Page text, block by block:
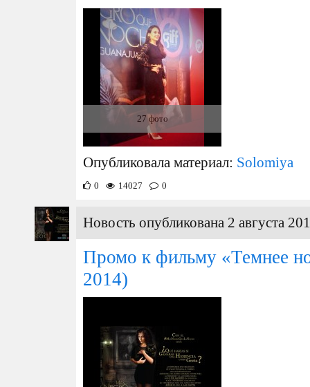
27 фото
Опубликовала материал: Solomiya
0 14027 0
Новость опубликована 2 августа
Промо к фильму «Темнее
2014)